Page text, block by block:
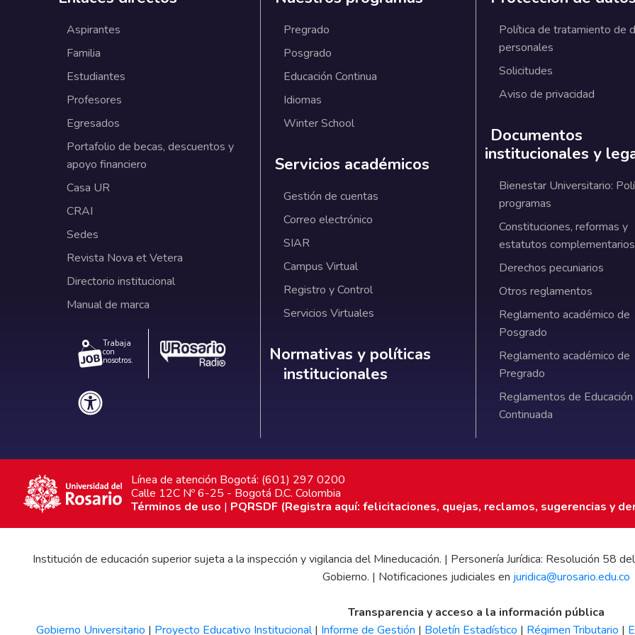
Aspirantes
Familia
Estudiantes
Profesores
Egresados
Portafolio de becas, descuentos y
apoyo financiero
Casa UR
CRAI
Sedes
Revista Nova et Vetera
Directorio institucional
Manual de marca
Trabaja
con
nosotros.
Pregrado
Posgrado
Educación Continua
Idiomas
Winter School
Servicios académicos
Gestión de cuentas
Correo electrónico
SIAR
Campus Virtual
Registro y Control
Servicios Virtuales
Normativas y políticas institucionales
Normativas y políticas
institucionales
Política de tratamiento de
personales
Solicitudes
Aviso de privacidad
Documentos
institucionales y
Bienestar Universitario:
programas
Constituciones, reformas y
estatutos complementarios
Derechos pecuniarios
Otros reglamentos
Reglamento académico de
Posgrado
Reglamento académico de
Pregrado
Reglamentos de Educación
Continuada
Línea de atención Bogotá: (601) 297 0200
Calle 12C Nº 6-25 - Bogotá D.C. Colombia
Términos de uso | PQRSDF (Registra aquí: felicitaciones, quejas, reclamos, sugerencias y
Institución de educación superior sujeta a la inspección y vigilancia del Mineducación. | Personería Jurídica: Resolución
Gobierno. | Notificaciones judiciales en juridica@urosario.edu.co
Transparencia y acceso a la información pública
Gobierno Universitario | Proyecto Educativo Institucional| Informe de Gestión | Boletín Estadístico | Régimen Tributario |